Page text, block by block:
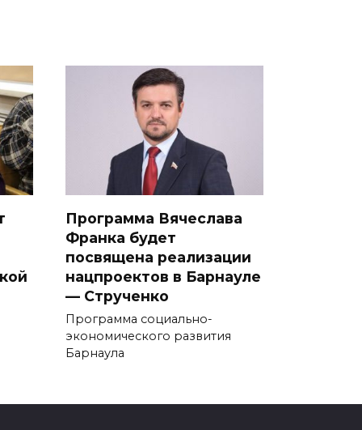
Программа Вячеслава
Франка будет
посвящена реализации
нацпроектов в Барнауле
— Струченко
Программа социально-
экономического развития
Барнаула